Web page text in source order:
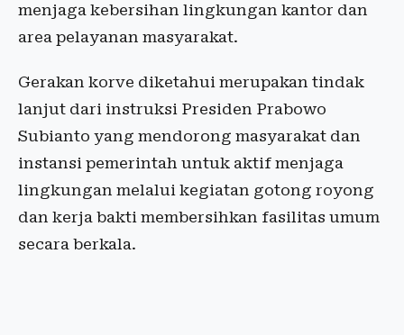
menjaga kebersihan lingkungan kantor dan
area pelayanan masyarakat.
Gerakan korve diketahui merupakan tindak
lanjut dari instruksi Presiden Prabowo
Subianto yang mendorong masyarakat dan
instansi pemerintah untuk aktif menjaga
lingkungan melalui kegiatan gotong royong
dan kerja bakti membersihkan fasilitas umum
secara berkala.